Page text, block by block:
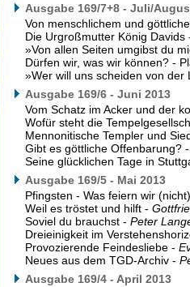
Ausgabe 169/7+8 - Juli/
Von menschlichem und
Die Urgroßmutter König Davids
»Von allen Seiten umgibst du
Dürfen wir, was wir können? -
»Wer will uns scheiden von der
Ausgabe 169/6 - Juni 2013
Vom Schatz im Acker und der
Wofür steht die
Mennonitische Templer und
Gibt es göttliche Offenbarung? -
Seine glücklichen Tage in
Ausgabe 169/5 - Mai 2013
Pfingsten - Was feiern wir
Weil es tröstet und hilft -
Soviel du brauchst - Peter
Dreieinigkeit im
Provozierende Feindesliebe -
Neues aus dem TGD-Archiv -
Ausgabe 169/4 - April 2013